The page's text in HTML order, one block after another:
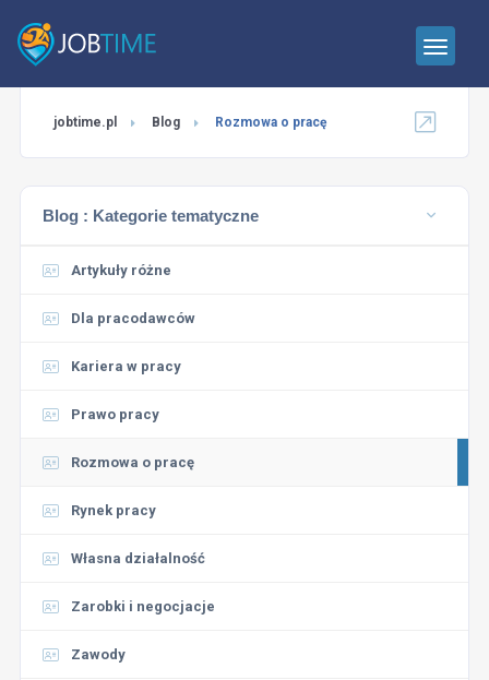
jobtime.pl Blog Rozmowa o pracę
Blog : Kategorie tematyczne
Artykuły różne
Dla pracodawców
Kariera w pracy
Prawo pracy
Rozmowa o pracę
Rynek pracy
Własna działalność
Zarobki i negocjacje
Zawody